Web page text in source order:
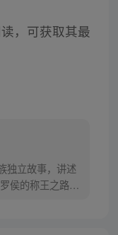
，可获取其最
独立故事，讲述
侯的称王之路。